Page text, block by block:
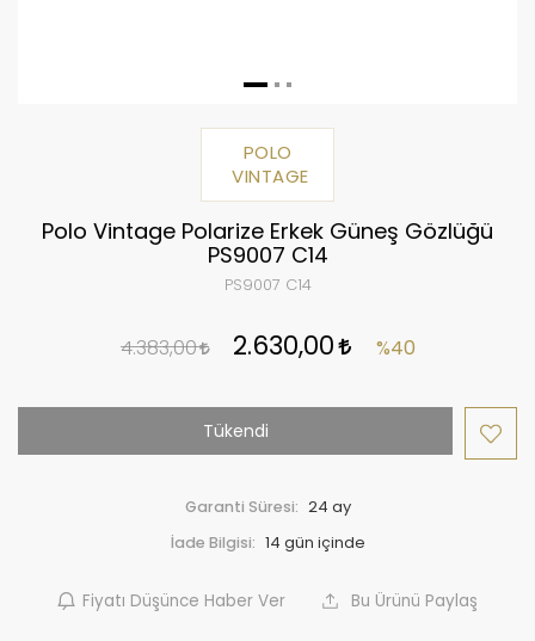
POLO
VINTAGE
Polo Vintage Polarize Erkek Güneş Gözlüğü
PS9007 C14
PS9007 C14
4.383,00 2.630,00 %40
Tükendi
Garanti Süresi: 24 ay
İade Bilgisi:
Fiyatı Düşünce Haber Ver Bu Ürünü Paylaş